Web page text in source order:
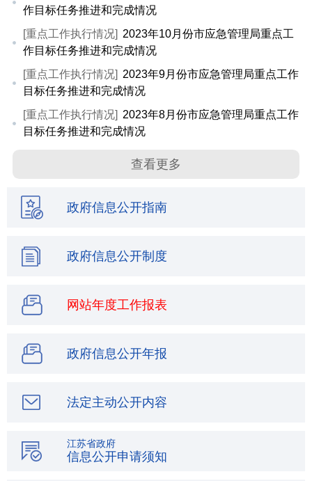
作目标任务推进和完成情况
[重点工作执行情况] 2023年10月份市应急管理局重点工
作目标任务推进和完成情况
[重点工作执行情况] 2023年9月份市应急管理局重点工作
目标任务推进和完成情况
[重点工作执行情况] 2023年8月份市应急管理局重点工作
目标任务推进和完成情况
查看更多
政府信息公开指南
政府信息公开制度
网站年度工作报表
政府信息公开年报
法定主动公开内容
江苏省政府
信息公开申请须知